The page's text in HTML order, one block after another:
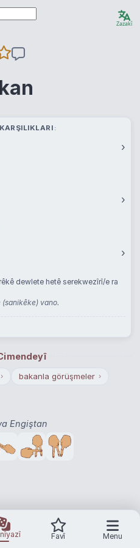
Zazakî
›
›
›
dewlete hetê serekwezîrî/e ra
vano.
› bakanla görüşmeler ›
Engiştan
Favî Menu